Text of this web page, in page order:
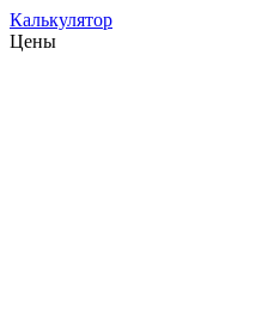
Калькулятор
Цены